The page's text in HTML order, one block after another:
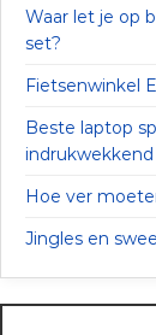
Waar let je op
set?
Fietsenwinkel
Beste laptop
Hoe ver
Jingles en